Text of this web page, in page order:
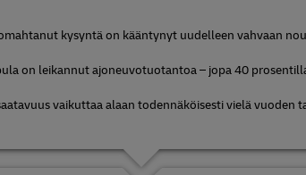
kysyntä on kääntynyt uudelleen vahvaan
on leikannut ajoneuvotuotantoa – jopa 40
vaikuttaa alaan todennäköisesti vielä vuoden